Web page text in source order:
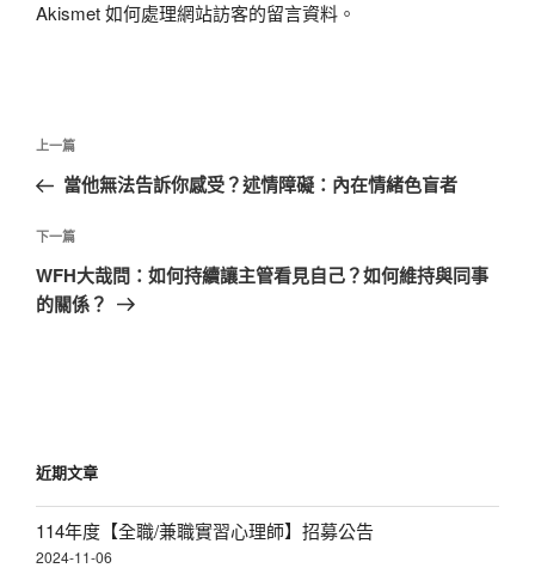
Akismet 如何處理網站訪客的留言資料 。
文
導
覽
上
一
文
章
上一篇
當他無法告訴你感受？述情障礙：內在情緒色盲者
下
一
篇
下一篇
WFH大哉問：如何持續讓主管看見自己？如何維持與同事
的關係？
近期文章
114年度【全職/兼職實習心理師】招募公告
2024-11-06